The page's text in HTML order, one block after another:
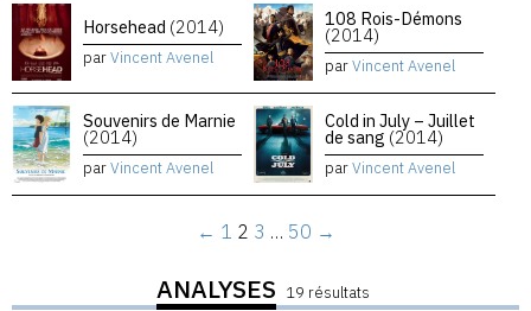
Horsehead (2014)
parVincent Avenel
108 Rois-Démons
(2014)
parVincent Avenel
Souvenirs de Marnie
(2014)
parVincent Avenel
Cold in July – Juillet
de sang (2014)
parVincent Avenel
← 1 2 3 … 50 →
ANALYSES 19 résultats